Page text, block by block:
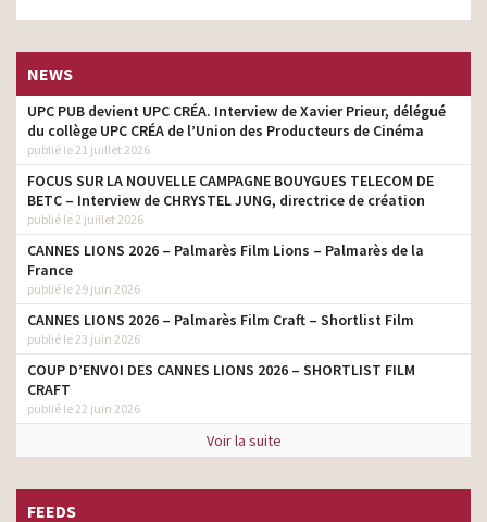
NEWS
UPC PUB devient UPC CRÉA. Interview de Xavier Prieur, délégué
du collège UPC CRÉA de l’Union des Producteurs de Cinéma
publié le 21 juillet 2026
FOCUS SUR LA NOUVELLE CAMPAGNE BOUYGUES TELECOM DE
BETC – Interview de CHRYSTEL JUNG, directrice de création
publié le 2 juillet 2026
CANNES LIONS 2026 – Palmarès Film Lions – Palmarès de la
France
publié le 29 juin 2026
CANNES LIONS 2026 – Palmarès Film Craft – Shortlist Film
publié le 23 juin 2026
COUP D’ENVOI DES CANNES LIONS 2026 – SHORTLIST FILM
CRAFT
publié le 22 juin 2026
Voir la suite
FEEDS